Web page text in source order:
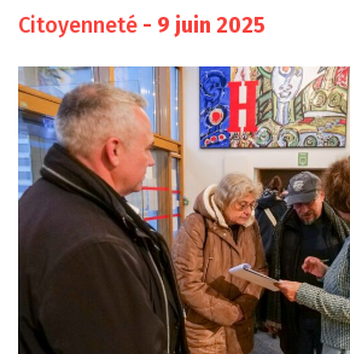
Citoyenneté - 9 juin 2025